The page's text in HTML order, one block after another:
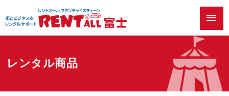
menu
レンタル商品